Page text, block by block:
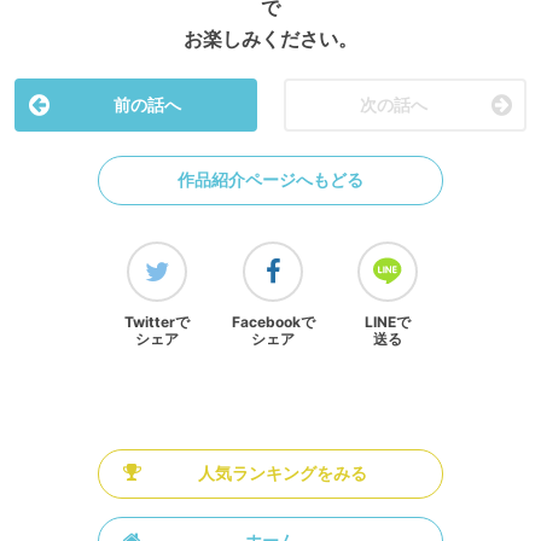
で
お楽しみください。
前の話へ 次の話へ
作品紹介ページへもどる
Twitterで
シェア
Facebookで
シェア
LINEで
送る
人気ランキングをみる